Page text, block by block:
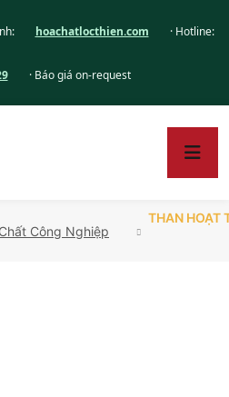
hoachatlocthien.com · Hotline:
· Báo giá on-request
Công Nghiệp
THAN HOẠT